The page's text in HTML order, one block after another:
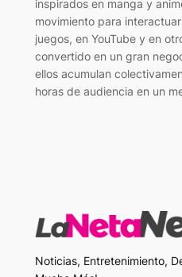
inspirados en manga y
movimiento para
juegos, en YouTube y en
convertido en un gran
ellos acumulan
horas de audiencia en un
Noticias, Entretenimiento,